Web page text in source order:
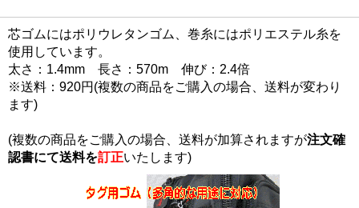
芯ゴムにはポリウレタンゴム、巻糸にはポリエステル糸を
使用しています。
太さ：1.4mm 長さ：570m 伸び：2.4倍
※送料：920円(複数の商品をご購入の場合、送料が変わり
ます)
(複数の商品をご購入の場合、送料が加算されますが注文確
認書にて送料を訂正いたします)